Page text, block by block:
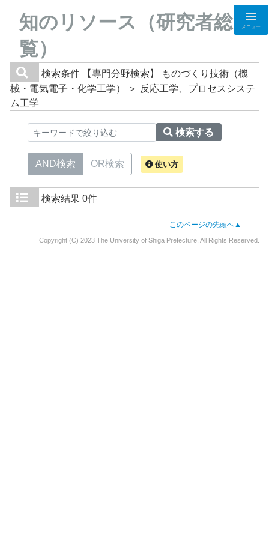
知のリソース（研究者総
覧）
メニュー
検索条件
【専門分野検索】 ものづくり技術（機
械・電気電子・化学工学） ＞ 反応工学、プロセスシステ
ム工学
検索する
AND検索 OR検索 使い方
検索結果 0件
このページの先頭へ▲
Copyright (C) 2023 The University of Shiga Prefecture, All Rights Reserved.